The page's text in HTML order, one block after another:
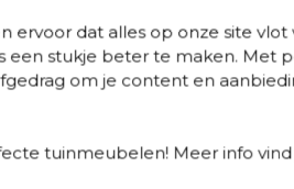
ervoor dat alles op onze site
een stukje beter te maken. Met
om je content en
tuinmeubelen! Meer info
beige
rechthoekig